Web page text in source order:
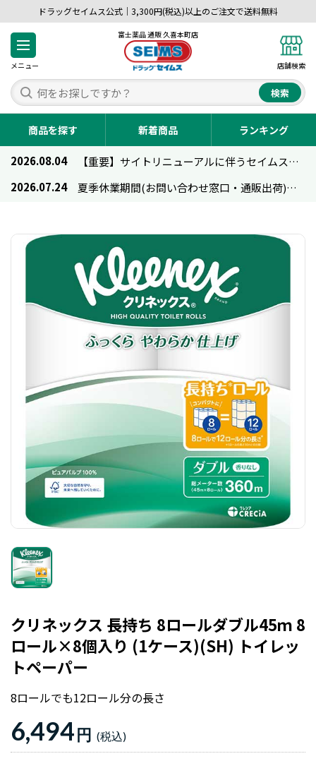
ドラッグセイムス公式｜3,300円(税込)以上のご注文で送料無料
メニュー
富士薬品 通販 久喜本町店
店舗検索
検索
商品を探す 新着商品 ランキング
2026.08.04
【重要】サイトリニューアルに伴うセイムス通販のご利用について
2026.07.24
夏季休業期間(お問い合わせ窓口・通販出荷)のお知らせ
クリネックス 長持ち 8ロールダブル45ｍ 8
ロール×8個入り (1ケース)(SH) トイレッ
トペーパー
8ロールでも12ロール分の長さ
6,494円